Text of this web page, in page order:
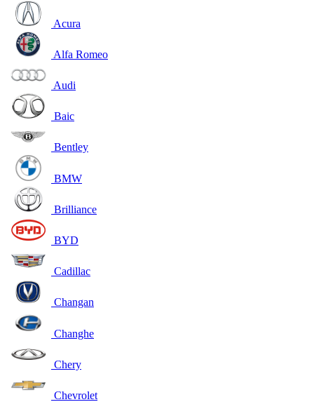
Acura
Alfa Romeo
Audi
Baic
Bentley
BMW
Brilliance
BYD
Cadillac
Changan
Changhe
Chery
Chevrolet